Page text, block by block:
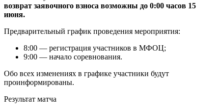
возврат заявочного взноса возможны до 0:00 часов 15
июня.
Предварительный график проведения мероприятия:
8:00 — регистрация участников в МФОЦ;
9:00 — начало соревнования.
Обо всех изменениях в графике участники будут
проинформированы.
Результат матча